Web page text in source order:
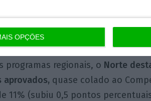
OPÇÕES
uma execução de 5,8%. No
(1,84 mil milhões), mas
de euros.
programas regionais, o Norte
quase colado ao
11% (subiu 0,5 pontos